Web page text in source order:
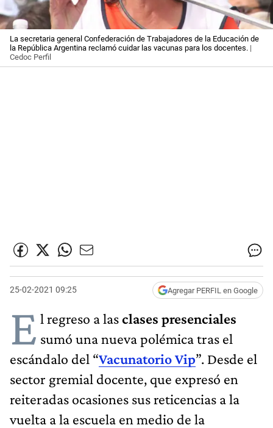
La secretaria general Confederación de Trabajadores de la Educación de
la República Argentina reclamó cuidar las vacunas para los docentes. |
Cedoc Perfil
25-02-2021 09:25 Agregar PERFIL en Google
E l regreso a lasclases presenciales
sumó una nueva polémica tras el
escándalo del “Vacunatorio Vip”. Desde el
sector gremial docente, que expresó en
reiteradas ocasiones sus reticencias a la
vuelta a la escuela en medio de la